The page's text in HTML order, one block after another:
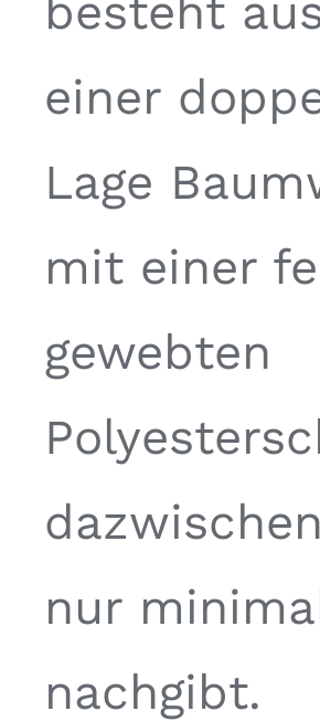
besteht
einer
Lage
mit einer
gewebten
nur
nachgibt.